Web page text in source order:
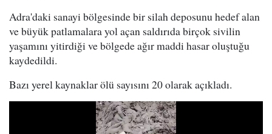
Adra'daki sanayi bölgesinde bir silah deposunu hedef alan
ve büyük patlamalara yol açan saldırıda birçok sivilin
yaşamını yitirdiği ve bölgede ağır maddi hasar oluştuğu
kaydedildi.
Bazı yerel kaynaklar ölü sayısını 20 olarak açıkladı.